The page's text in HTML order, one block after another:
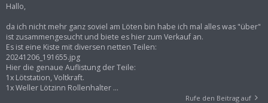
Hallo,
da ich nicht mehr ganz soviel am Löten bin habe ich mal alles was "über"
ist zusammengesucht und biete es hier zum Verkauf an.
Es ist eine Kiste mit diversen netten Teilen:
20241206_191655.jpg
Hier die genaue Auflistung der Teile:
1x Lötstation, Voltkraft.
1x Weller Lötzinn Rollenhalter ...
Rufe den Beitrag auf